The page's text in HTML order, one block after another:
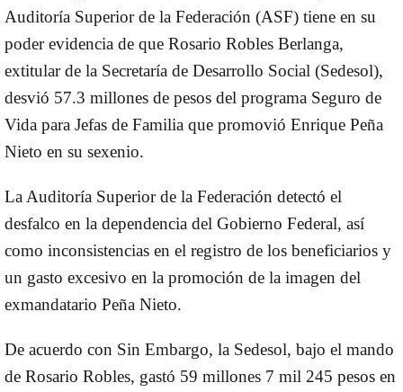
Auditoría Superior de la Federación (ASF) tiene en su
poder evidencia de que Rosario Robles Berlanga,
extitular de la Secretaría de Desarrollo Social (Sedesol),
desvió 57.3 millones de pesos del programa Seguro de
Vida para Jefas de Familia que promovió Enrique Peña
Nieto en su sexenio.
La Auditoría Superior de la Federación detectó el
desfalco en la dependencia del Gobierno Federal, así
como inconsistencias en el registro de los beneficiarios y
un gasto excesivo en la promoción de la imagen del
exmandatario Peña Nieto.
De acuerdo con Sin Embargo, la Sedesol, bajo el mando
de Rosario Robles, gastó 59 millones 7 mil 245 pesos en